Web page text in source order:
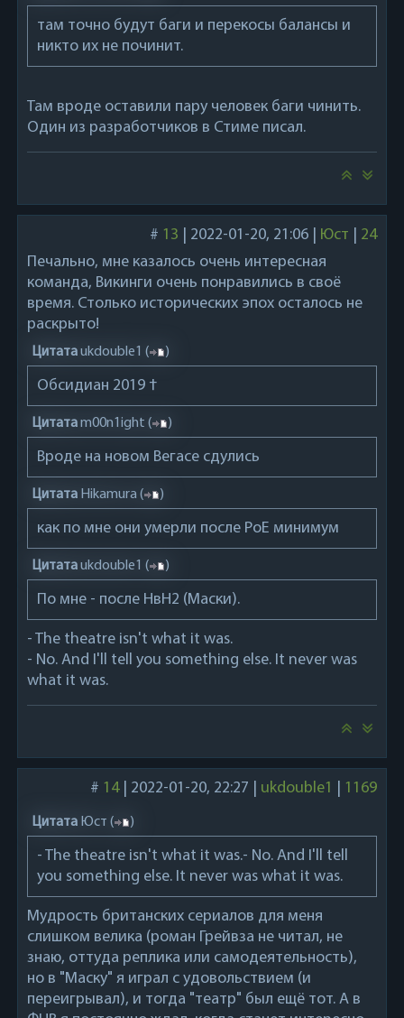
там точно будут баги и перекосы балансы и
никто их не починит.
Там вроде оставили пару человек баги чинить.
Один из разработчиков в Стиме писал.
# 13 2022-01-20, 21:06 Юст
24
Печально, мне казалось очень интересная
команда, Викинги очень понравились в своё
время. Столько исторических эпох осталось не
раскрыто!
Цитатаukdouble1 ( )
Обсидиан 2019 †
Цитатаm00n1ight ( )
Вроде на новом Вегасе сдулись
Цитата Hikamura( )
как по мне они умерли после PoE минимум
Цитатаukdouble1 ( )
По мне - после НвН2 (Маски).
- The theatre isn't what it was.
- No. And I'll tell you something else. It never was
what it was.
# 14| 2022-01-20, 22:27 ukdouble1 1169
Цитата Юст ( )
- The theatre isn't what it was.- No. And I'll tell
you something else. It never was what it was.
Мудрость британских сериалов для меня
слишком велика (роман Грейвза не читал, не
знаю, оттуда реплика или самодеятельность),
но в "Маску" я играл с удовольствием (и
переигрывал), и тогда "театр" был ещё тот. А в